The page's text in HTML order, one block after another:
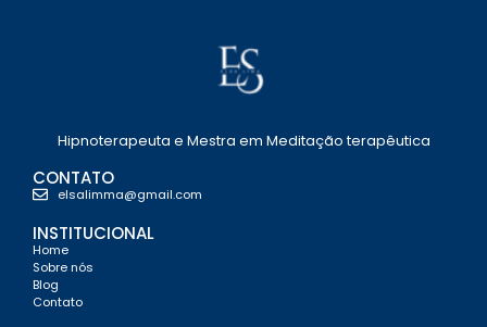
Hipnoterapeuta e Mestra em Meditação terapêutica
CONTATO
elsalimma@gmail.com
INSTITUCIONAL
Home
Sobre nós
Blog
Contato